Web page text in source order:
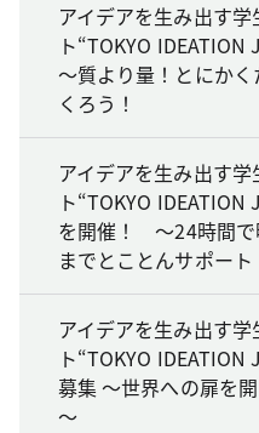
アイデアを生み出す
ト“TOKYO
～質より量！とにか
くろう！
アイデアを生み出す
ト“TOKYO
を開催！ ～24時間で
までとことんサポート
アイデアを生み出す
ト“TOKYO
募集 ～世界への扉を
～